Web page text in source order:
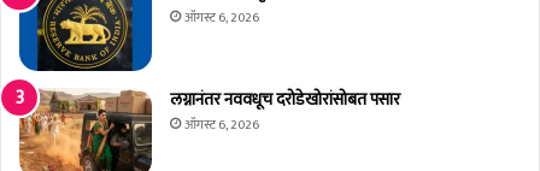
सु
वा
ने
जी
वि
त
णे
य
मि
त
हो
णा
ऑगस्ट 6, 2026
लग्नानंतर नववधूच दरोडेखोरांसोबत पसार
ऑगस्ट 6, 2026